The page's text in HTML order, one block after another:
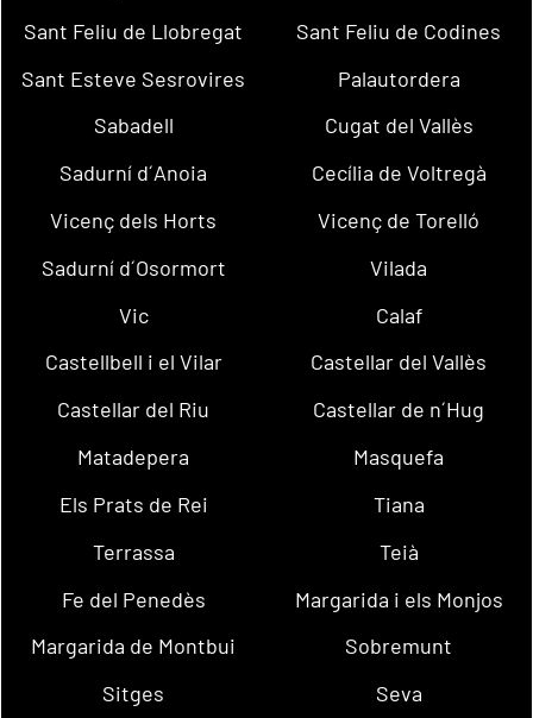
Sant Feliu de Llobregat
Sant Feliu de Codines
Sant Esteve Sesrovires
Palautordera
Sabadell
Cugat del Vallès
Sadurní d´Anoia
Cecília de Voltregà
Vicenç dels Horts
Vicenç de Torelló
Sadurní d´Osormort
Vilada
Vic
Calaf
Castellbell i el Vilar
Castellar del Vallès
Castellar del Riu
Castellar de n´Hug
Matadepera
Masquefa
Els Prats de Rei
Tiana
Terrassa
Teià
Fe del Penedès
Margarida i els Monjos
Margarida de Montbui
Sobremunt
Sitges
Seva